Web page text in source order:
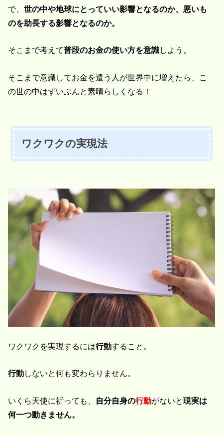
で、世の中や地球にとっていい影響となるのか、悪いも
のを助長する影響となるのか。
そこまで考えて普段のお金の使い方を意識しよう。
そこまで意識してお金を遣う人が世界中に増えたら、こ
の世の中はずいぶんと素晴らしくなる！
ワクワクの実現法
ワクワクを実現するには行動すること。
行動しないと何も変わらりません。
いくら天使に祈っても、 自分自身の行動がないと現実は
何一つ動きません。